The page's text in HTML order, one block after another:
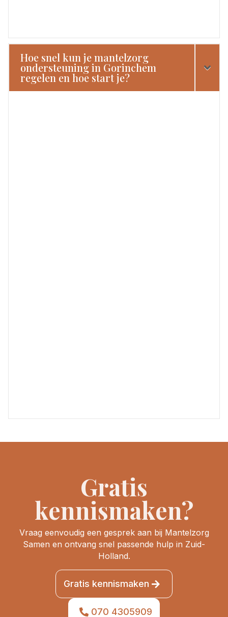
Hoe snel kun je mantelzorg
ondersteuning in Gorinchem
regelen en hoe start je?
Gratis
kennismaken?
Vraag eenvoudig een gesprek aan bij Mantelzorg
Samen en ontvang snel passende hulp in Zuid-
Holland.
Gratis kennismaken
070 4305909